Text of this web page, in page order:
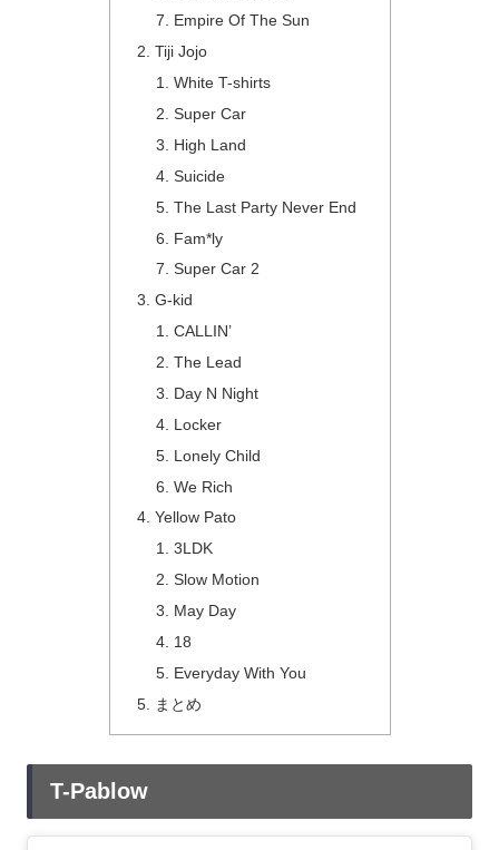
Empire Of The Sun
Tiji Jojo
White T-shirts
Super Car
High Land
Suicide
The Last Party Never End
Fam*ly
Super Car 2
G-kid
CALLIN’
The Lead
Day N Night
Locker
Lonely Child
We Rich
Yellow Pato
3LDK
Slow Motion
May Day
18
Everyday With You
まとめ
T-Pablow